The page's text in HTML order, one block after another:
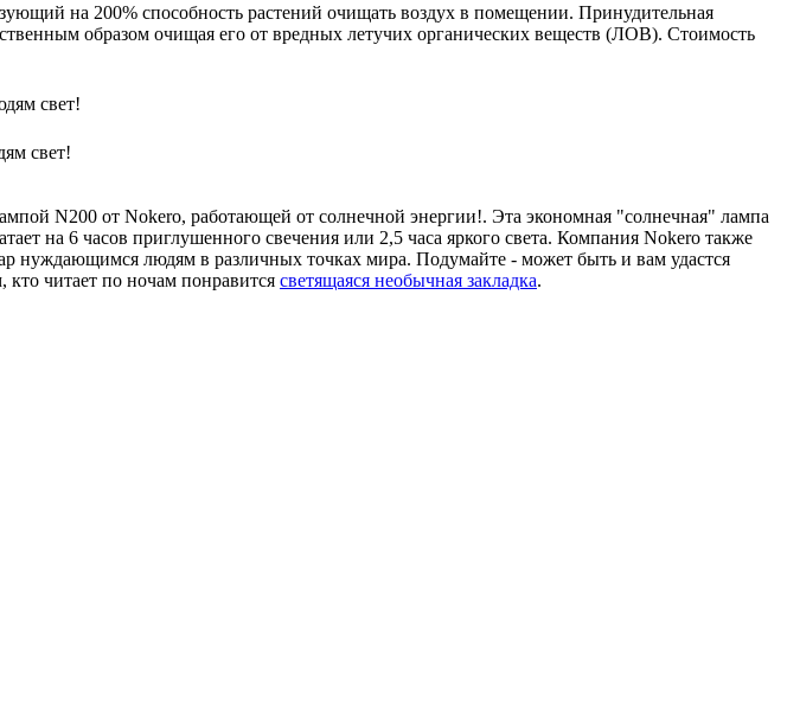
на 200% способность растений очищать воздух в помещении. Принудительная
образом очищая его от вредных летучих органических веществ (ЛОВ). Стоимость
свет!
N200 от Nokero, работающей от солнечной энергии!. Эта экономная "солнечная" лампа
на 6 часов приглушенного свечения или 2,5 часа яркого света. Компания Nokero также
нуждающимся людям в различных точках мира. Подумайте - может быть и вам удастся
читает по ночам понравится светящаяся необычная закладка.